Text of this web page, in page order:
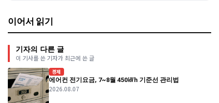
이어서 읽기
기자의 다른 글
이 기사를 쓴 기자가 최근에 쓴 글
경제
에어컨 전기요금, 7~8월 450㎾h 기준선 관리법
2026.08.07